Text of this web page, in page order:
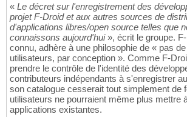
« Le décret sur l'enregistrement des
projet F-Droid et aux autres sources de
d'applications libres/open source telles que
connaissons aujourd'hui», écrit le groupe.
connu, adhère à une philosophie de « pas
utilisateurs, par conception ». Comme F-
prendre le contrôle de l'identité des
contributeurs indépendants à s'enregistrer
son catalogue cesserait tout simplement de
utilisateurs ne pourraient même plus mettre
applications existantes.